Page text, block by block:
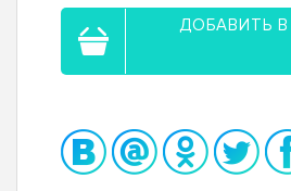
ДОБАВИТЬ